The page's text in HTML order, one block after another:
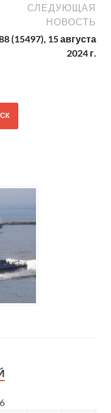
СЛЕДУЮЩАЯ
НОВОСТЬ
(15497), 15 августа
2024 г.